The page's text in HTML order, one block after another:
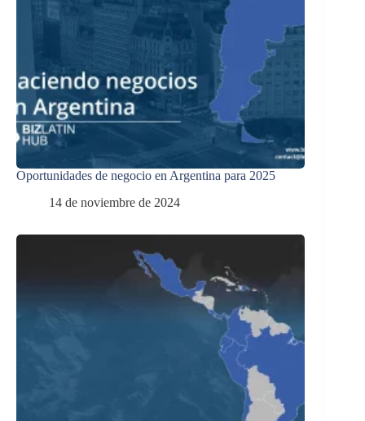
Oportunidades de negocio en Argentina para 2025
14 de noviembre de 2024